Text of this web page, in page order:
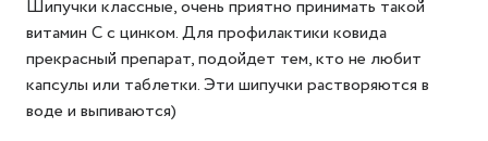
Шипучки классные, очень приятно принимать такой
витамин С с цинком. Для профилактики ковида
прекрасный препарат, подойдет тем, кто не любит
капсулы или таблетки. Эти шипучки растворяются в
воде и выпиваются)